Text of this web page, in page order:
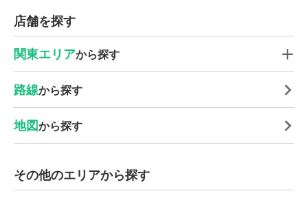
店舗を探す
関東エリアから探す
路線から探す
地図から探す
その他のエリアから探す